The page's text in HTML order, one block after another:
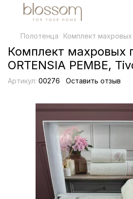
Полотенца Комплект махровых
Комплект махровых
ORTENSIA PEMBE,
Артикул: 00276 Оставить отзыв